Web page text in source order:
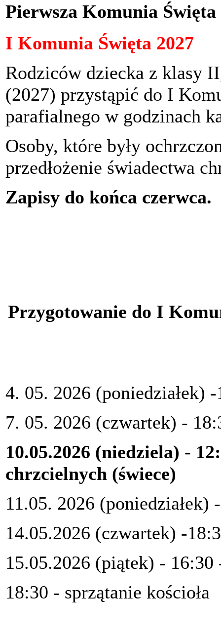
Pierwsza Komunia Święta
I Komunia Święta 2027
Rodziców dziecka z klasy
(2027) przystąpić do I
parafialnego w godzinach
Osoby, które były
przedłożenie świadectwa
Zapisy do końca czerwca.
Przygotowanie do I
4. 05. 2026 (poniedziałek)
7. 05. 2026 (czwartek) -
10.05.2026 (niedziela) -
chrzcielnych (świece)
11.05. 2026 (poniedziałek)
14.05.2026 (czwartek) -
15.05.2026 (piątek) - 16:30
18:30 - sprzątanie kościoła